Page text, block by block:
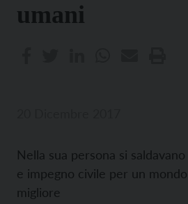
umani
Nella sua persona si
e impegno civile per un
migliore